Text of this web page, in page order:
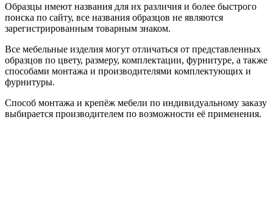
Образцы имеют названия для их различия и более быстрого
поиска по сайту, все названия образцов не являются
зарегистрированным товарным знаком.
Все мебельные изделия могут отличаться от представленных
образцов по цвету, размеру, комплектации, фурнитуре, а также
способами монтажа и производителями комплектующих и
фурнитуры.
Способ монтажа и крепёж мебели по индивидуальному заказу
выбирается производителем по возможности её применения.